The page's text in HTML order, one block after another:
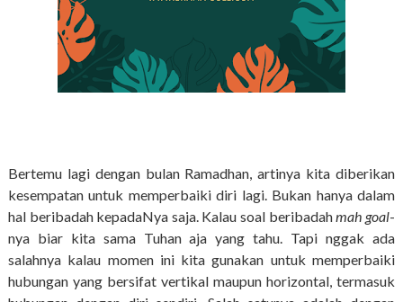
Bertemu lagi dengan bulan Ramadhan, artinya kita diberikan
kesempatan untuk memperbaiki diri lagi. Bukan hanya dalam
hal beribadah kepadaNya saja. Kalau soal beribadahmah goal-
nya biar kita sama Tuhan aja yang tahu. Tapi nggak ada
salahnya kalau momen ini kita gunakan untuk memperbaiki
hubungan yang bersifat vertikal maupun horizontal, termasuk